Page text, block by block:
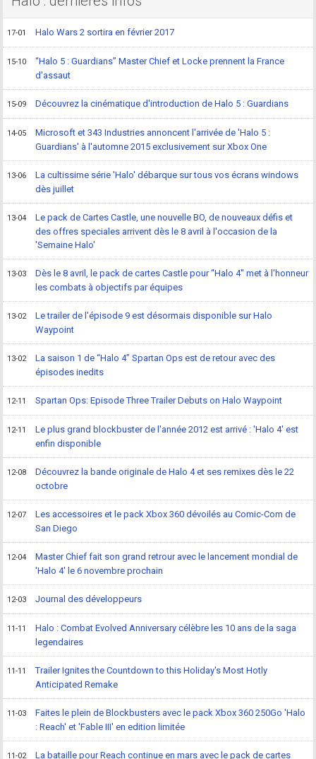
17-01 Halo Wars 2 sortira en février 2017
15-10
“Halo 5 : Guardians” Master Chief et Locke prennent la France
d'assaut
15-09 Découvrez la cinématique d'introduction de Halo 5 : Guardians
14-05
Microsoft et 343 Industries annoncent l'arrivée de 'Halo 5 :
Guardians' à l'automne 2015 exclusivement sur Xbox One
13-06
La cultissime série 'Halo' débarque sur tous vos écrans windows
dès juillet
13-04
Le pack de Cartes Castle, une nouvelle BO, de nouveaux défis et
des offres speciales arrivent dès le 8 avril à l'occasion de la
'Semaine Halo'
13-03
Dès le 8 avril, le pack de cartes Castle pour ‘'Halo 4'' met à l'honneur
les combats à objectifs par équipes
13-02
Le trailer de l'épisode 9 est désormais disponible sur Halo
Waypoint
13-02
La saison 1 de “Halo 4” Spartan Ops est de retour avec des
épisodes inedits
12-11 Spartan Ops: Episode Three Trailer Debuts on Halo Waypoint
12-11
Le plus grand blockbuster de l'année 2012 est arrivé : 'Halo 4' est
enfin disponible
12-08
Découvrez la bande originale de Halo 4 et ses remixes dès le 22
octobre
12-07
Les accessoires et le pack Xbox 360 dévoilés au Comic-Com de
San Diego
12-04
Master Chief fait son grand retrour avec le lancement mondial de
'Halo 4' le 6 novembre prochain
12-03 Journal des développeurs
11-11
Halo : Combat Evolved Anniversary célèbre les 10 ans de la saga
legendaires
11-11
Trailer Ignites the Countdown to this Holiday's Most Hotly
Anticipated Remake
11-03
Faites le plein de Blockbusters avec le pack Xbox 360 250Go 'Halo
: Reach' et 'Fable III' en edition limitée
11-02 La bataille pour Reach continue en mars avec le pack de cartes